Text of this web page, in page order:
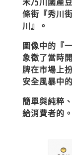
禾乃川國產
條街『秀川
川』。
圖像中的『
象徵了當時
牌在市場上
安全風暴中
簡單與純粹
給消費者的。